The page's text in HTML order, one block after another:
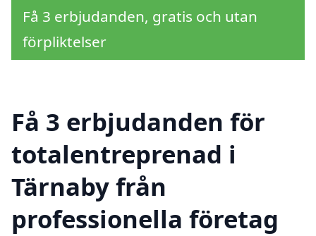
Få 3 erbjudanden, gratis och utan
förpliktelser
Få 3 erbjudanden för
totalentreprenad i
Tärnaby från
professionella företag